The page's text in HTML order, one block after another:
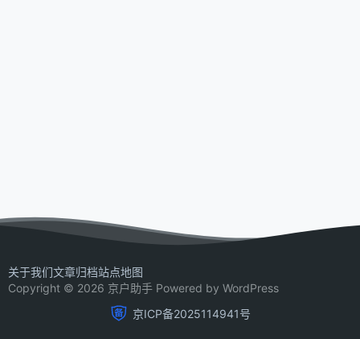
关于我们文章归档站点地图
Copyright © 2026 京户助手 Powered by WordPress
京ICP备2025114941号